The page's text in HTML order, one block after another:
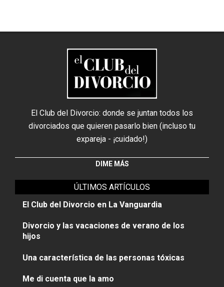
El Club del Divorcio: donde se juntan todos los
divorciados que quieren pasarlo bien (incluso tu
expareja - ¡cuidado!)
DIME MÁS
ÚLTIMOS ARTÍCULOS
El Club del Divorcio en La Vanguardia
Divorcio y las vacaciones de verano de los
hijos
Una característica de las personas tóxicas
Me di cuenta que la amo